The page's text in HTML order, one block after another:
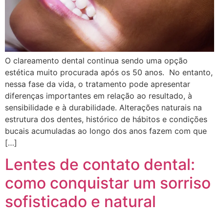
O clareamento dental continua sendo uma opção
estética muito procurada após os 50 anos. No entanto,
nessa fase da vida, o tratamento pode apresentar
diferenças importantes em relação ao resultado, à
sensibilidade e à durabilidade. Alterações naturais na
estrutura dos dentes, histórico de hábitos e condições
bucais acumuladas ao longo dos anos fazem com que
[…]
Lentes de contato dental:
como conquistar um sorriso
sofisticado e natural